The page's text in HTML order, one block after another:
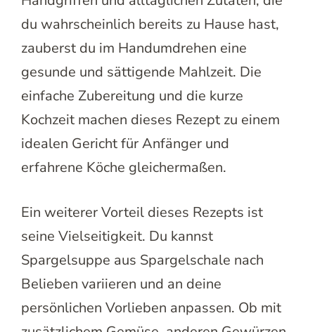
du wahrscheinlich bereits zu Hause hast,
zauberst du im Handumdrehen eine
gesunde und sättigende Mahlzeit. Die
einfache Zubereitung und die kurze
Kochzeit machen dieses Rezept zu einem
idealen Gericht für Anfänger und
erfahrene Köche gleichermaßen.
Ein weiterer Vorteil dieses Rezepts ist
seine Vielseitigkeit. Du kannst
Spargelsuppe aus Spargelschale nach
Belieben variieren und an deine
persönlichen Vorlieben anpassen. Ob mit